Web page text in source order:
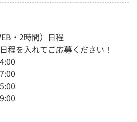
・2時間）日程
程を入れてご応募ください！